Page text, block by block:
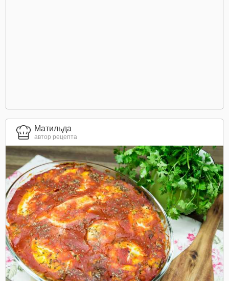
Матильда
автор рецепта